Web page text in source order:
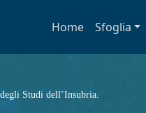
Home Sfoglia
Studi dell’Insubria.